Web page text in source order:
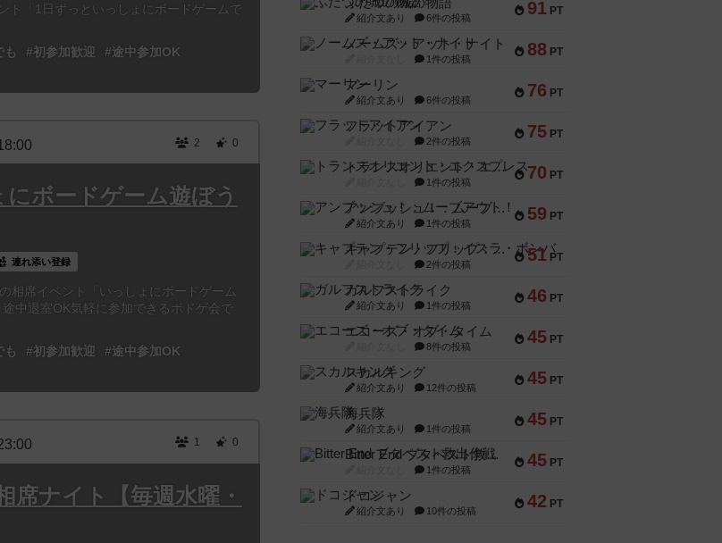
ト「1日ずっといっしょにボードゲームで
も #初参加歓迎
#途中参加OK
2 0
ボードゲーム遊ぼう
連れ添い登録
相席イベント「いっしょにボードゲーム
中退室OK気軽に参加できるボドゲ会で
も #初参加歓迎
#途中参加OK
1 0
席ナイト【毎週水曜・
91 PT
紹介文あり 6件の投稿
88 PT
ノームズ・アット・ナイト
1件の投稿
76 PT
マーリン
紹介文あり 6件の投稿
75 PT
フラットアイアン
2件の投稿
70 PT
トランスオリエント・エクスプレス
1件の投稿
59 PT
アンブッシュ！：ムーブアウト！
紹介文あり 1件の投稿
51 PT
キャプテン・フリップ：イスラ・ボンバ
2件の投稿
46 PT
ガルフストライク
紹介文あり 1件の投稿
45 PT
エコーズ・オブ・タイム
8件の投稿
45 PT
スカルキング
紹介文あり 12件の投稿
45 PT
海兵隊
紹介文あり 1件の投稿
45 PT
Bitter End ブタペスト救出作戦
1件の投稿
42 PT
ドコジャン
紹介文あり 10件の投稿